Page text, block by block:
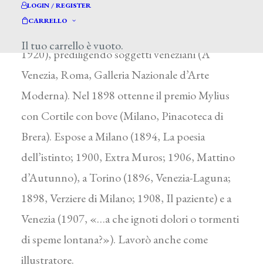
LOGIN / REGISTER
CARRELLO
Il tuo carrello è vuoto.
più a Milano, almeno fino al 1920 (Silenti
1920), prediligendo soggetti veneziani (A
Venezia, Roma, Galleria Nazionale d’Arte
Moderna). Nel 1898 ottenne il premio Mylius
con Cortile con bove (Milano, Pinacoteca di
Brera). Espose a Milano (1894, La poesia
dell’istinto; 1900, Extra Muros; 1906, Mattino
d’Autunno), a Torino (1896, Venezia-Laguna;
1898, Verziere di Milano; 1908, Il paziente) e a
Venezia (1907, «…a che ignoti dolori o tormenti
di speme lontana?»). Lavorò anche come
illustratore.